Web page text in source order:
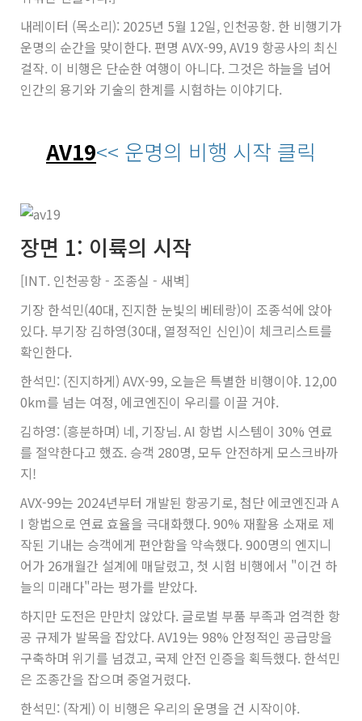
내레이터 (목소리): 2025년 5월 12일, 인천공항. 한 비행기가
운명의 순간을 맞이한다. 편명 AVX-99, AV19 항공사의 최신
걸작. 이 비행은 단순한 여행이 아니다. 그것은 하늘을 넘어
인간의 용기와 기술의 한계를 시험하는 이야기다.
AV19<< 운명의 비행 시작 클릭
장면 1: 이륙의 시작
[INT. 인천공항 - 조종실 - 새벽]
기장 한석민(40대, 진지한 눈빛의 베테랑)이 조종석에 앉아
있다. 부기장 김하영(30대, 열정적인 신인)이 체크리스트를
확인한다.
한석민: (진지하게) AVX-99, 오늘은 특별한 비행이야. 12,00
0km를 넘는 여정, 에코엔진이 우리를 이끌 거야.
김하영: (흥분하며) 네, 기장님. AI 항법 시스템이 30% 연료
를 절약한다고 했죠. 승객 280명, 모두 안전하게 모스크바까
지!
AVX-99는 2024년부터 개발된 항공기로, 첨단 에코엔진과 A
I 항법으로 연료 효율을 극대화했다. 90% 재활용 소재로 제
작된 기내는 승객에게 편안함을 약속했다. 900명의 엔지니
어가 26개월간 설계에 매달렸고, 첫 시험 비행에서 "이건 하
늘의 미래다"라는 평가를 받았다.
하지만 도전은 만만치 않았다. 글로벌 부품 부족과 엄격한 항
공 규제가 발목을 잡았다. AV19는 98% 안정적인 공급망을
구축하며 위기를 넘겼고, 국제 안전 인증을 획득했다. 한석민
은 조종간을 잡으며 중얼거렸다.
한석민: (작게) 이 비행은 우리의 운명을 건 시작이야.